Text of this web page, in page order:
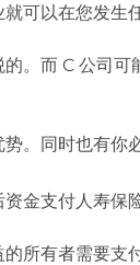
可以在您发生
。而 C 公司可
。同时也有你
金支付人寿保险
所有者需要支